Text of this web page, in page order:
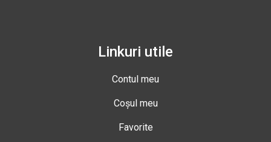
Linkuri utile
Contul meu
Coșul meu
Favorite